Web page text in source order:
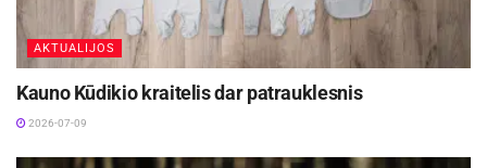
AKTUALIJOS
Kauno Kūdikio kraitelis dar patrauklesnis
2026-07-09